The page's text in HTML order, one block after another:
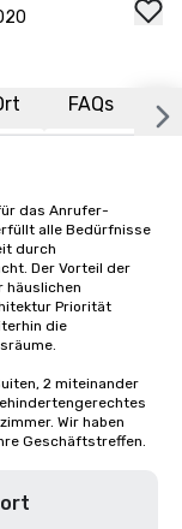
FAQs
das Anrufer-
alle Bedürfnisse
durch
Der Vorteil der
häuslichen
Priorität
die
2 miteinander
Wir haben
Geschäftstreffen.